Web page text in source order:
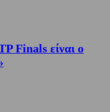
Finals είναι ο